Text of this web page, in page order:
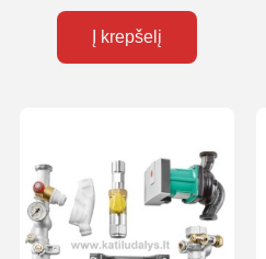
Į krepšelį